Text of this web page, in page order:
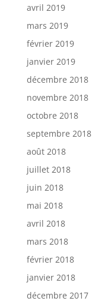
avril 2019
mars 2019
février 2019
janvier 2019
décembre 2018
novembre 2018
octobre 2018
septembre 2018
août 2018
juillet 2018
juin 2018
mai 2018
avril 2018
mars 2018
février 2018
janvier 2018
décembre 2017